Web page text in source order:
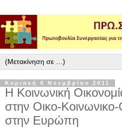
Κυριακή 6 Νοεμβρίου 2011
Η Κοινωνική
στην Οικο-Κοινωνικο-
στην Ευρώπη